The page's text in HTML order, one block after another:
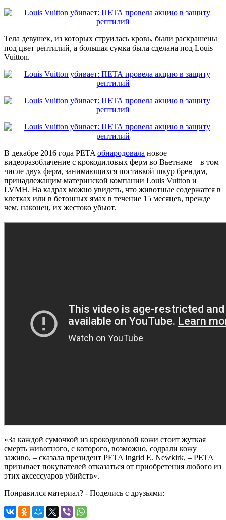
Тела девушек, из которых струилась кровь, были раскрашены
под цвет рептилий, а большая сумка была сделана под Louis
Vuitton.
В декабре 2016 года PETA обнародовала новое
видеоразоблачение с крокодиловых ферм во Вьетнаме – в том
числе двух ферм, занимающихся поставкой шкур брендам,
принадлежащим материнской компании Louis Vuitton и
LVMH. На кадрах можно увидеть, что животные содержатся в
клетках или в бетонных ямах в течение 15 месяцев, прежде
чем, наконец, их жестоко убьют.
«За каждой сумочкой из крокодиловой кожи стоит жуткая
смерть животного, с которого, возможно, содрали кожу
заживо, – сказала президент PETA Ingrid E. Newkirk, – PETA
призывает покупателей отказаться от приобретения любого из
этих аксессуаров убийств».
Понравился материал? - Поделись с друзьями: